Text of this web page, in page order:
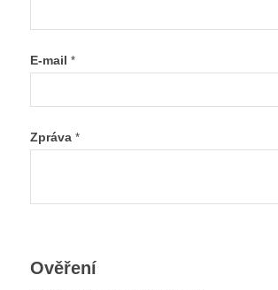
E-mail *
Zpráva *
Ověření